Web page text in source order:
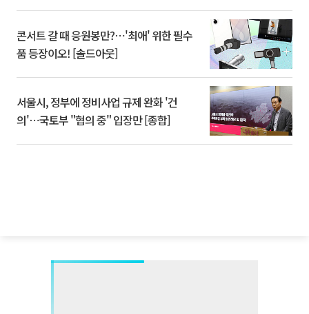
콘서트 갈 때 응원봉만?⋯'최애' 위한 필수
품 등장이오! [솔드아웃]
서울시, 정부에 정비사업 규제 완화 '건
의'⋯국토부 "협의 중" 입장만 [종합]